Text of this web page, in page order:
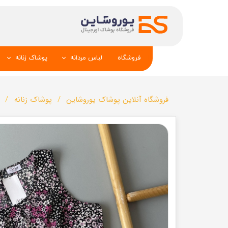
فروشگاه لباس مردانه
تک کت و جلیقه
شلوار
تاپ و شلوارک
کیف و کفش
سویشرت_بلوز_هودی
کاپشن_دستکش_کلاه
پوشاک زنانه
تونیک و
تاپ
تیشرت
شلوار زنانه
لباس زیر
فروشگاه آنلاین پوشاک یوروشاین پوشاک زنانه